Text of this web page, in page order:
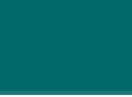
mest v državi, Vác, že od